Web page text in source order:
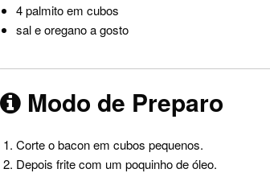
4 palmito em cubos
sal e oregano a gosto
Modo de Preparo
Corte o bacon em cubos pequenos.
Depois frite com um poquinho de óleo.